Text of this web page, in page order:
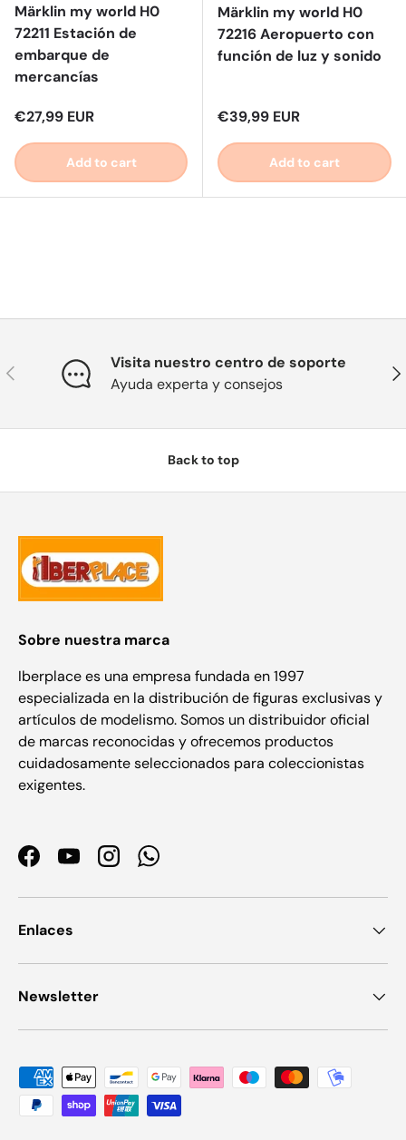
Märklin my world H0
72211 Estación de
embarque de
mercancías
Regular price
€27,99 EUR
Add to cart
Märklin my world H0
72216 Aeropuerto con
función de luz y sonido
Regular price
€39,99 EUR
Add to cart
Previous
Visita nuestro centro de soporte
Ayuda experta y consejos
Back to top
Sobre nuestra marca
Iberplace es una empresa fundada en 1997
especializada en la distribución de figuras exclusivas y
artículos de modelismo. Somos un distribuidor oficial
de marcas reconocidas y ofrecemos productos
cuidadosamente seleccionados para coleccionistas
exigentes.
FacebookYouTubeInstagramWhatsApp
Enlaces
Newsletter
Payment methods accepted